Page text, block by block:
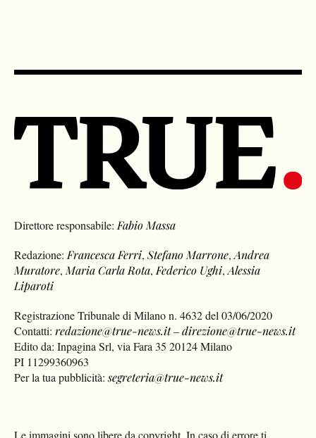
Direttore responsabile:Fabio Massa
Redazione:Francesca Ferri,Stefano Marrone,Andrea
Muratore,Maria Carla Rota,Federico Ughi,Alessia
Liparoti
Registrazione Tribunale di Milano n. 4632 del 03/06/2020
Contatti:redazione@true-news.it –direzione@true-news.it
Edito da: Inpagina Srl, via Fara 35 20124 Milano
PI 11299360963
Per la tua pubblicità:segreteria@true-news.it